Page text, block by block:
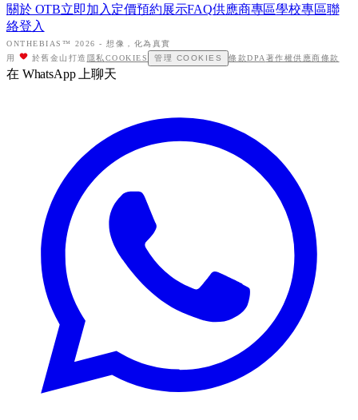
關於 OTB立即加入定價預約展示FAQ供應商專區學校專區聯
絡登入
ONTHEBIAS™ 2026 - 想像，化為真實
用
於舊金山打造 隱私 COOKIES 管理 COOKIES 條款DPA 著作權供應商條款
在 WhatsApp 上聊天